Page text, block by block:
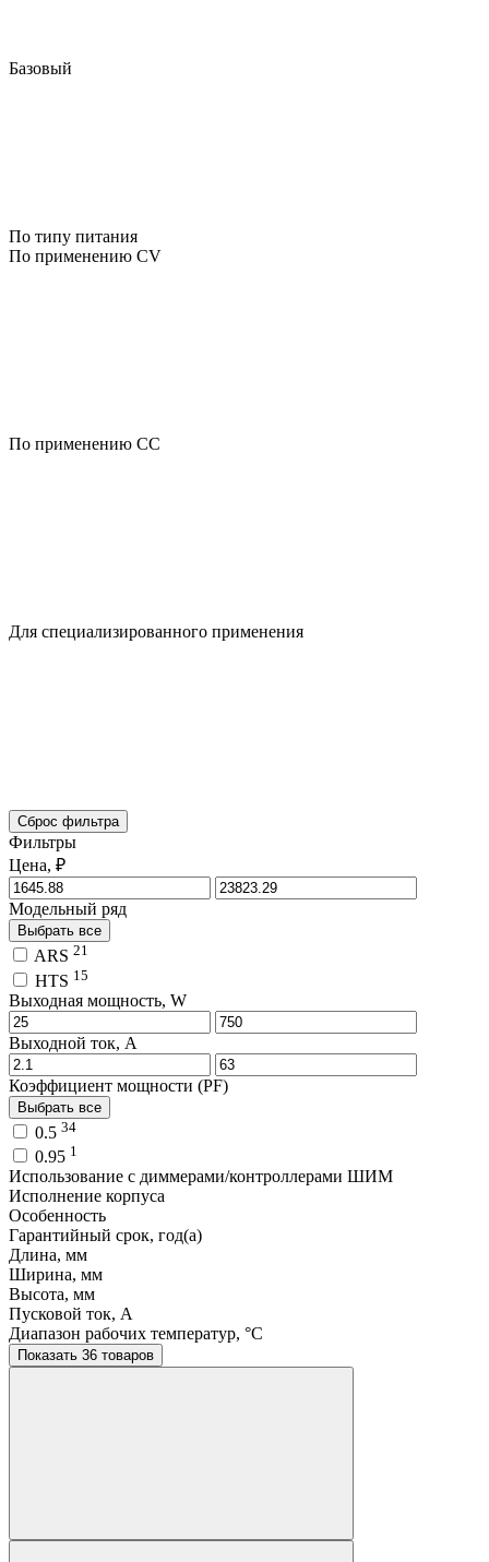
Базовый
По типу питания
По применению CV
По применению CC
Для специализированного применения
Сброс фильтра
Фильтры
Цена, ₽
Модельный ряд
Выбрать все
ARS 21
HTS 15
Выходная мощность, W
Выходной ток, A
Коэффициент мощности (PF)
Выбрать все
0.5 34
0.95 1
Использование с диммерами/контроллерами ШИМ
Исполнение корпуса
Особенность
Гарантийный срок, год(а)
Длина, мм
Ширина, мм
Высота, мм
Пусковой ток, A
Диапазон рабочих температур, °C
Показать 36 товаров